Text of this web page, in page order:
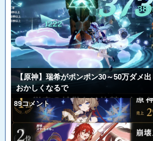
【原神】瑞希がポンポン30～50万ダメ
おかしくなるで
89コメント